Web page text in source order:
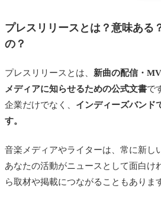
送り先一覧
海外メディア
まとめ｜インディーズバンド
軽にチャレンジしよう
プレスリリースとは？意味ある
の？
プレスリリースとは、 新曲の配信・
メディアに知らせるための公式文書で
企業だけでなく、 インディーズバンド
す。
音楽メディアやライターは、常に新し
あなたの活動がニュースとして面白け
ら取材や掲載につながることもありま